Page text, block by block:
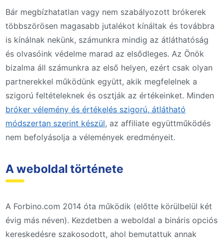
Bár megbízhatatlan vagy nem szabályozott brókerek
többszörösen magasabb jutalékot kínáltak és továbbra
is kínálnak nekünk, számunkra mindig az átláthatóság
és olvasóink védelme marad az elsődleges. Az Önök
bizalma áll számunkra az első helyen, ezért csak olyan
partnerekkel működünk együtt, akik megfelelnek a
szigorú feltételeknek és osztják az értékeinket. Minden
bróker vélemény és értékelés szigorú, átlátható
módszertan szerint készül, az affiliate együttműködés
nem befolyásolja a vélemények eredményeit.
A weboldal története
A Forbino.com 2014 óta működik (előtte körülbelül két
évig más néven). Kezdetben a weboldal a bináris opciós
kereskedésre szakosodott, ahol bemutattuk annak